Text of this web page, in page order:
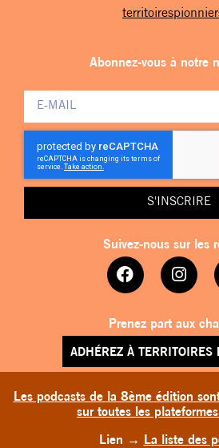
Les podcasts de la 8ème édition
sur toutes les
Lien → La liste des
Abonnez-vous à notre
S'INSCRIRE
Suivez-nous sur les
Prenez part aux
ADHÉREZ À TERRITOIRES
TERRITOIRES